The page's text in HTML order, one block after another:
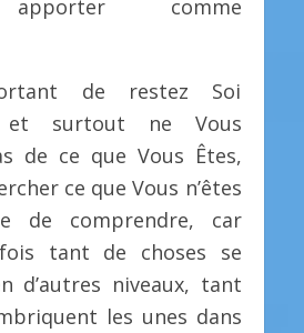
comme
de restez Soi
et surtout ne Vous
de ce que Vous Êtes,
ce que Vous n’êtes
de comprendre, car
tant de choses se
d’autres niveaux, tant
les unes dans